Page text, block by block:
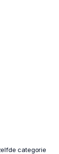
categorie